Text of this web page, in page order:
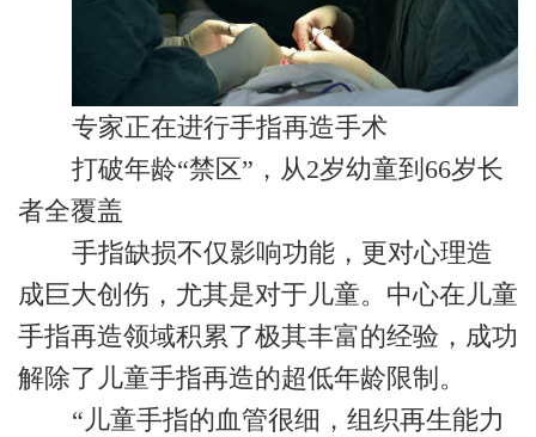
专家正在进行手指再造手术
打破年龄“禁区”，从2岁幼童到66岁长
者全覆盖
手指缺损不仅影响功能，更对心理造
成巨大创伤，尤其是对于儿童。中心在儿童
手指再造领域积累了极其丰富的经验，成功
解除了儿童手指再造的超低年龄限制。
“儿童手指的血管很细，组织再生能力